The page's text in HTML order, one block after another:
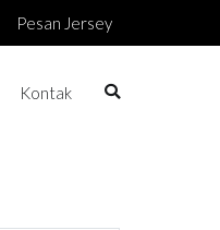
Pesan Jersey
Kontak